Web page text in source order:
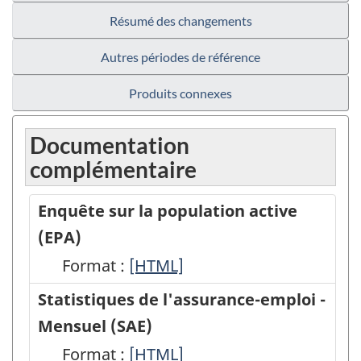
Résumé des changements
Autres périodes de référence
Produits connexes
Documentation
complémentaire
Enquête sur la population active
(EPA)
Format : Enquête
sur
la
population
[HTML]
Statistiques de l'assurance-emploi -
Mensuel (SAE)
Format : Statistiques
[HTML]